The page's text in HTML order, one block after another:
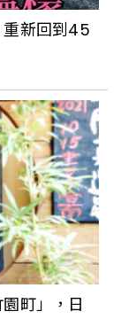
重新回到45
町」，日